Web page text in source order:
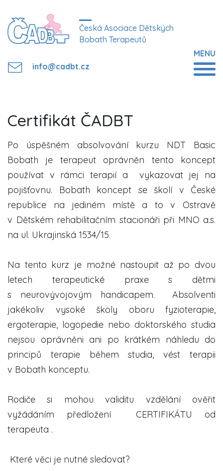
Česká Asociace Dětských
Bobath Terapeutů
info@cadbt.cz
MENU
Certifikát ČADBT
Po úspěšném absolvování kurzu NDT Basic
Bobath je terapeut oprávněn tento koncept
používat v rámci terapií a vykazovat jej na
pojišťovnu. Bobath koncept se školí v České
republice na jediném místě a to v Ostravě
v Dětském rehabilitačním stacionáři při MNO a.s.
na ul. Ukrajinská 1534/15.
Na tento kurz je možné nastoupit až po dvou
letech terapeutické praxe s dětmi
s neurovývojovým handicapem. Absolventi
jakékoliv vysoké školy oboru fyzioterapie,
ergoterapie, logopedie nebo doktorského studia
nejsou oprávněni ani po krátkém náhledu do
principů terapie během studia, vést terapii
v Bobath konceptu.
Rodiče si mohou validitu vzdělání ověřit
vyžádáním předložení CERTIFIKÁTU od
terapeuta .
Které věci je nutné sledovat?